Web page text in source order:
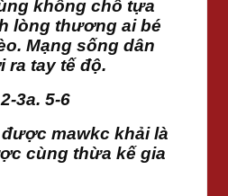
không chỗ tựa
lòng thương ai bé
Mạng sống dân
ra tay tế độ.
3a. 5-6
mawkc khải là
cùng thừa kế gia